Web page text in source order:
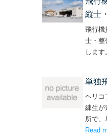
縦士
飛行機
士・整
します
単独
ヘリコ
練生が
所で、
Read